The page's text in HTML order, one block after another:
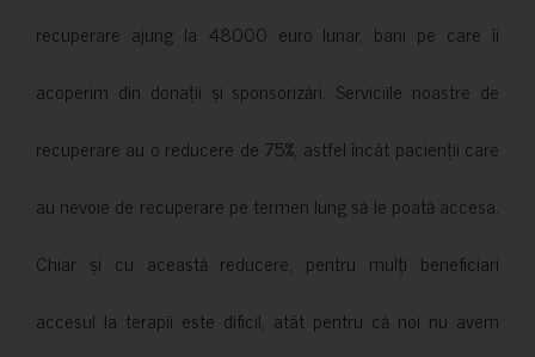
recuperare ajung la 48000 euro lunar, bani pe care îi
acoperim din donații și sponsorizări. Serviciile noastre de
recuperare au o reducere de 75%, astfel încât pacienții care
au nevoie de recuperare pe termen lung să le poată accesa.
Chiar și cu această reducere, pentru mulți beneficiari
accesul la terapii este dificil, atât pentru că noi nu avem